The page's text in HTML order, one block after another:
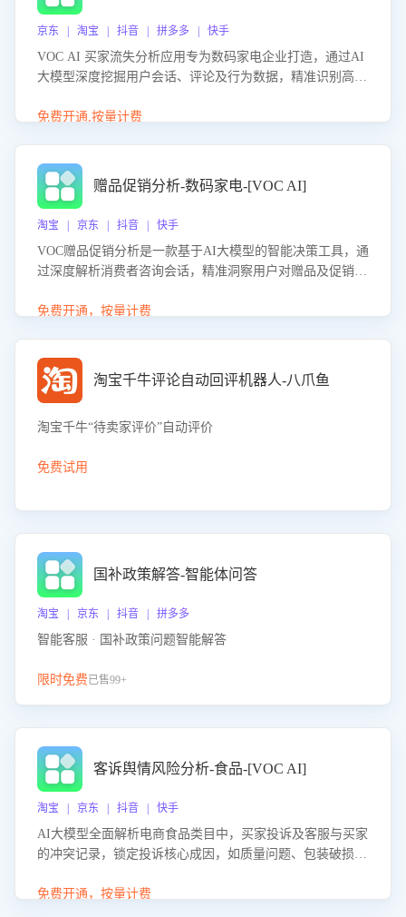
京东 | 淘宝 | 抖音 | 拼多多 | 快手
VOC AI 买家流失分析应用专为数码家电企业打造，通过AI
大模型深度挖掘用户会话、评论及行为数据，精准识别高流
应延迟、竞品价格冲击等。系统自动输出可落地的挽回策
免费开通,按量计费
赠品促销分析-数码家电-[VOC AI]
淘宝 | 京东 | 抖音 | 快手
VOC赠品促销分析是一款基于AI大模型的智能决策工具，通
过深度解析消费者咨询会话，精准洞察用户对赠品及促销政
销诉求，帮助企业制定个性化赠品组合策略，优化资源投放
免费开通，按量计费
淘宝千牛评论自动回评机器人-八爪鱼
淘宝千牛“待卖家评价”自动评价
免费试用
国补政策解答-智能体问答
淘宝 | 京东 | 抖音 | 拼多多
智能客服 · 国补政策问题智能解答
限时免费已售99+
客诉舆情风险分析-食品-[VOC AI]
淘宝 | 京东 | 抖音 | 快手
AI大模型全面解析电商食品类目中，买家投诉及客服与买家
的冲突记录，锁定投诉核心成因，如质量问题、包装破损
置差评防控，提升客户满意度。
免费开通，按量计费